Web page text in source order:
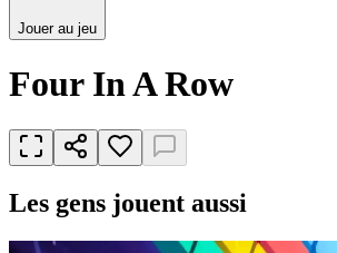
Jouer au jeu
Four In A Row
Les gens jouent aussi